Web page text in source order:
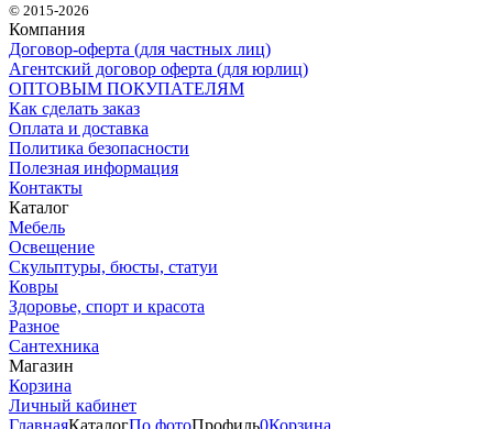
© 2015-2026
Компания
Договор-оферта (для частных лиц)
Агентский договор оферта (для юрлиц)
ОПТОВЫМ ПОКУПАТЕЛЯМ
Как сделать заказ
Оплата и доставка
Политика безопасности
Полезная информация
Контакты
Каталог
Мебель
Освещение
Скульптуры, бюсты, статуи
Ковры
Здоровье, спорт и красота
Разное
Сантехника
Магазин
Корзина
Личный кабинет
ГлавнаяКаталогПо фотоПрофиль0Корзина